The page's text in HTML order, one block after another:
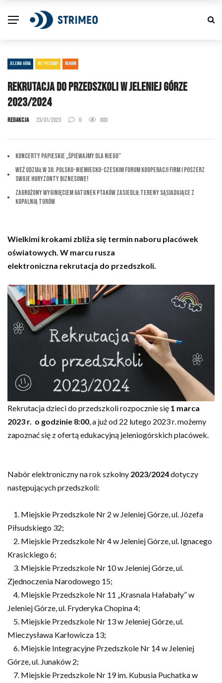
JELENIA GÓRA NIE PRZEGAP REGION
Rekrutacja do przedszkoli w Jeleniej Górze
2023/2024
Redakcja 23/01/2023 0 800
Koncerty Papieskie „Śpiewajmy dla Niego”
Weź udział w 30. Polsko-Niemiecko-Czeskim Forum Kooperacji Firm i Poszerz
Swoje Horyzonty Biznesowe!
Zagrożony wyginięciem gatunek ptaków zasiedlił tereny sąsiadujące z
Kopalnią Turów
Wielkimi krokami zbliża się termin naboru placówek
oświatowych. W marcu rusza
elektroniczna rekrutacja do przedszkoli.
Rekrutacja dzieci do przedszkoli rozpocznie się 1 marca
2023 r. o godzinie 8:00, a już od 22 lutego 2023 r. możemy
zapoznać się z ofertą edukacyjną jeleniogórskich placówek.
Nabór elektroniczny na rok szkolny 2023/2024dotyczy
następujących przedszkoli:
1. Miejskie Przedszkole Nr 2 w Jeleniej Górze, ul. Józefa
Piłsudskiego 32;
2. Miejskie Przedszkole Nr 4 w Jeleniej Górze, ul. Ignacego
Krasickiego 6;
3. Miejskie Przedszkole Nr 10 w Jeleniej Górze, ul.
Zjednoczenia Narodowego 15;
4. Miejskie Przedszkole Nr 11 „Krasnala Hałabały” w
Jeleniej Górze, ul. Fryderyka Chopina 4;
5. Miejskie Przedszkole Nr 13 w Jeleniej Górze, ul.
Mieczysława Karłowicza 13;
6. Miejskie Integracyjne Przedszkole Nr 14 w Jeleniej
Górze, ul. Junaków 2;
7. Miejskie Przedszkole Nr 19 im. Kubusia Puchatka w